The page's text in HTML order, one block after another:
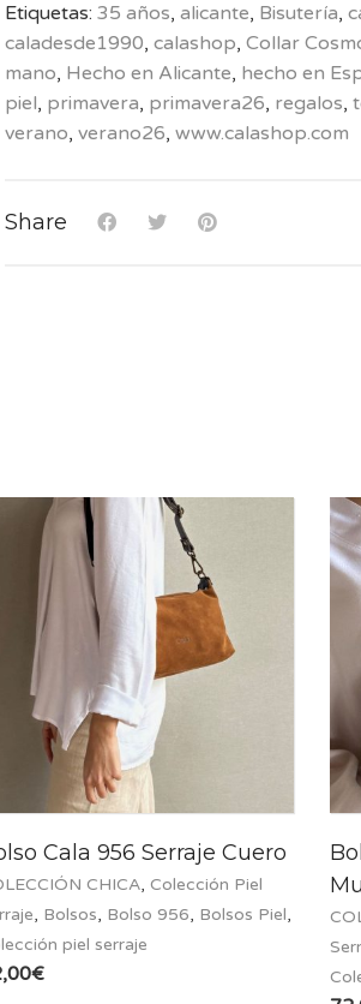
Etiquetas: 35 años, alicante, Bisutería,
caladesde1990, calashop, Collar
mano, Hecho en Alicante, hecho en
piel, primavera, primavera26, regalos,
verano, verano26, www.calashop.com
Share
Cala 956 Serraje Cuero
CHICA, Colección Piel
, Bolsos, Bolso 956, Bolsos Piel,
piel serraje
€